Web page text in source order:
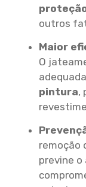
outros
Maior
O
pintura,
remoção
previne o